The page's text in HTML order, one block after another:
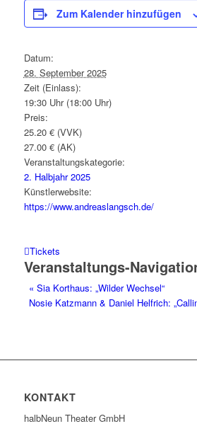
Zum Kalender hinzufügen
Datum:
28. September 2025
Zeit (Einlass):
19:30 Uhr (18:00 Uhr)
Preis:
25.20 € (VVK)
27.00 € (AK)
Veranstaltungskategorie:
2. Halbjahr 2025
Künstlerwebsite:
https://www.andreaslangsch.de/
Tickets
Veranstaltungs-
« Sia Korthaus: „Wilder Wechsel“
Nosie Katzmann & Daniel Helfrich:
KONTAKT
halbNeun Theater GmbH